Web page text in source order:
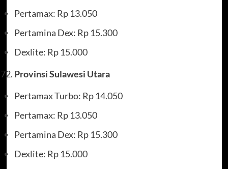
Pertamax: Rp 13.050
Pertamina Dex: Rp 15.300
Dexlite: Rp 15.000
Provinsi Sulawesi Utara
Pertamax Turbo: Rp 14.050
Pertamax: Rp 13.050
Pertamina Dex: Rp 15.300
Dexlite: Rp 15.000